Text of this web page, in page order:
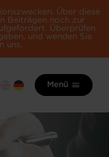
Über diese
Beiträgen noch zur
Überprüfen
und wenden Sie
uns.
Menü